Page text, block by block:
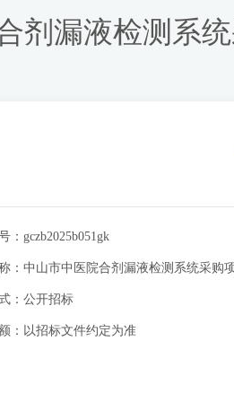
剂漏液检测系
：gczb2025b051gk
：中山市中医院合剂漏液检测系统采购
：公开招标
：以招标文件约定为准